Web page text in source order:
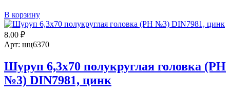
Количество
товара
Шуруп
2,2х6,5
полукруглая
головка
DIN7981,
цинк
(1000)
В корзину
8.00 ₽
Арт: шц6370
Шуруп 6,3х70 полукруглая головка (РН
№3) DIN7981, цинк